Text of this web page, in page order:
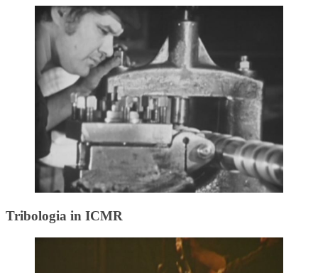
Tribologia in ICMR